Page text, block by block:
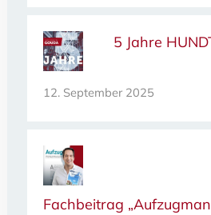
5 Jahre
12. September 2025
Fachbeitrag